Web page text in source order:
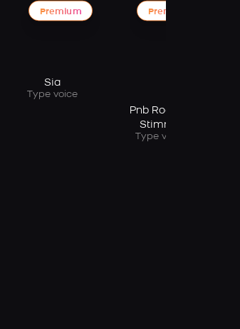
Premium
Sia
Type voice
Premium
Pnb Rock KI
Stimme
Type voice